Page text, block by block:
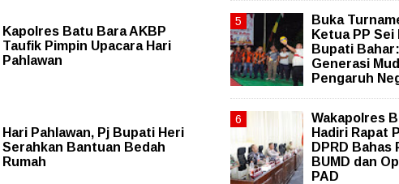
Kapolres Batu Bara AKBP
Taufik Pimpin Upacara Hari
Pahlawan
Hari Pahlawan, Pj Bupati Heri
Serahkan Bantuan Bedah
Rumah
Buka
Ketua PP Sei
Bupati
Generasi
Pengaruh
Wakapolres
Hadiri Rapat
DPRD Bahas
BUMD dan
PAD